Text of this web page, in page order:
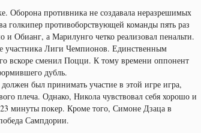
Оборона противника не создавала неразрешимых
голкипер противоборствующей команды пять раз
и Обианг, а Марилунго четко реализовал пенальти.
участника Лиги Чемпионов. Единственным
вскоре сменил Поцци. К тому времени оппонент
дубль.
был принимать участие в этой игре игра,
плеча. Однако, Никола чувствовал себя хорошо и
минуты покер. Кроме того, Симоне Дзаца в
Сампдории.